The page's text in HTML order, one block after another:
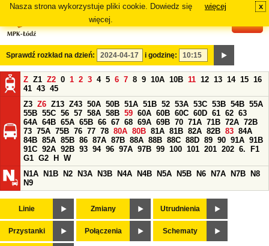
Nasza strona wykorzystuje pliki cookie. Dowiedz się
więcej.
więcej x
Sprawdź rozkład na dzień: i godzinę:
Z Z1 Z2 0 1 2 3 4 5 6 7 8 9 10A 10B 11 12 13 14 15 16
41 43 45
Z3 Z6 Z13 Z43 50A 50B 51A 51B 52 53A 53C 53B 54B 55A
55B 55C 56 57 58A 58B 59 60A 60B 60C 60D 61 62 63
64A 64B 65A 65B 66 67 68 69A 69B 70 71A 71B 72A 72B
73 75A 75B 76 77 78 80A 80B 81A 81B 82A 82B 83 84A
84B 85A 85B 86 87A 87B 88A 88B 88C 88D 89 90 91A 91B
91C 92A 92B 93 94 96 97A 97B 99 100 101 201 202 6.
F1
G1 G2 H
W
N1A
N1B N2 N3A N3B N4A N4B N5A N5B N6 N7A N7B
N8
N9
Linie Zmiany Utrudnienia
Przystanki Połączenia Schematy